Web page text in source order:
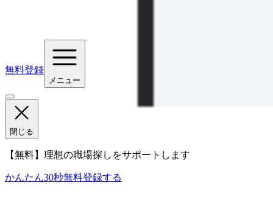
無料登録
メニュー
閉じる
【無料】理想の職場探しをサポートします
かんたん30秒無料登録する